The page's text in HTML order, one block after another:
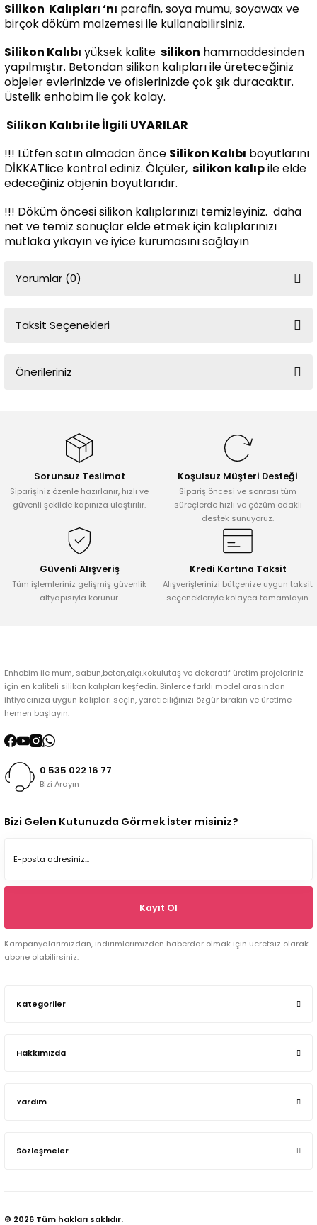
Silikon Kalıpları ‘nı parafin, soya mumu, soyawax ve
birçok döküm malzemesi ile kullanabilirsiniz.
Silikon Kalıbı yüksek kalite silikon hammaddesinden
yapılmıştır. Betondan silikon kalıpları ile üreteceğiniz
objeler evlerinizde ve ofislerinizde çok şık duracaktır.
Üstelik enhobim ile çok kolay.
Silikon Kalıbı ile İlgili UYARILAR
!!! Lütfen satın almadan önce Silikon Kalıbı boyutlarını
DİKKATlice kontrol ediniz. Ölçüler, silikon kalıpile elde
edeceğiniz objenin boyutlarıdır.
!!! Döküm öncesi silikon kalıplarınızı temizleyiniz. daha
net ve temiz sonuçlar elde etmek için kalıplarınızı
mutlaka yıkayın ve iyice kurumasını sağlayın
Yorumlar (0)
Taksit Seçenekleri
Önerileriniz
tarafımıza iletebilirsiniz.
Görüş ve önerileriniz için teşekkür ederiz.
Ürün resmi kalitesiz, bozuk veya görüntülenemiyor.
Ürün açıklamasında eksik bilgiler bulunuyor.
Ürün fiyatı diğer sitelerden daha pahalı.
Bu ürüne benzer farklı alternatifler olmalı.
Sorunsuz Teslimat
Siparişiniz özenle hazırlanır, hızlı ve
güvenli şekilde kapınıza ulaştırılır.
Koşulsuz Müşteri Desteği
Sipariş öncesi ve sonrası tüm
süreçlerde hızlı ve çözüm odaklı
destek sunuyoruz.
Güvenli Alışveriş
Tüm işlemleriniz gelişmiş güvenlik
altyapısıyla korunur.
Kredi Kartına Taksit
Alışverişlerinizi bütçenize uygun taksit
seçenekleriyle kolayca tamamlayın.
Enhobim ile mum, sabun,beton,alçı,kokulutaş ve dekoratif üretim projeleriniz
için en kaliteli silikon kalıpları keşfedin. Binlerce farklı model arasından
ihtiyacınıza uygun kalıpları seçin, yaratıcılığınızı özgür bırakın ve üretime
hemen başlayın.
0 535 022 16 77
Bizi Arayın
Kategoriler
Hakkımızda
Yardım
Sözleşmeler
Bizi Gelen Kutunuzda Görmek İster misiniz?
Kayıt Ol
Kampanyalarımızdan, indirimlerimizden haberdar olmak için ücretsiz olarak
abone olabilirsiniz.
© 2026 Tüm hakları saklıdır.